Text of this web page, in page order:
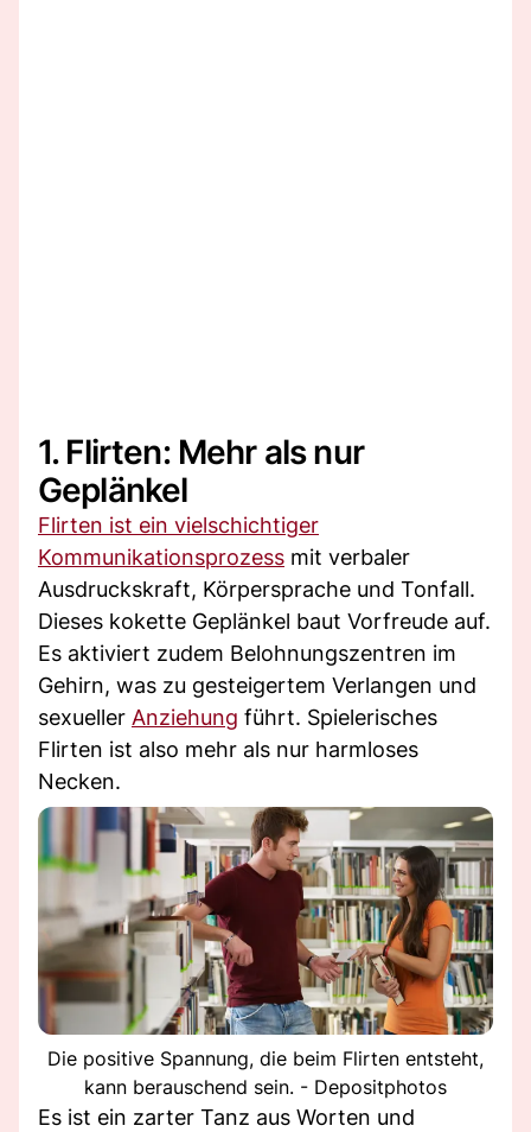
1. Flirten: Mehr als nur
Geplänkel
Flirten ist ein vielschichtiger
Kommunikationsprozess mit verbaler
Ausdruckskraft, Körpersprache und Tonfall.
Dieses kokette Geplänkel baut Vorfreude auf.
Es aktiviert zudem Belohnungszentren im
Gehirn, was zu gesteigertem Verlangen und
sexueller Anziehung führt. Spielerisches
Flirten ist also mehr als nur harmloses
Necken.
Die positive Spannung, die beim Flirten entsteht,
kann berauschend sein. - Depositphotos
Es ist ein zarter Tanz aus Worten und